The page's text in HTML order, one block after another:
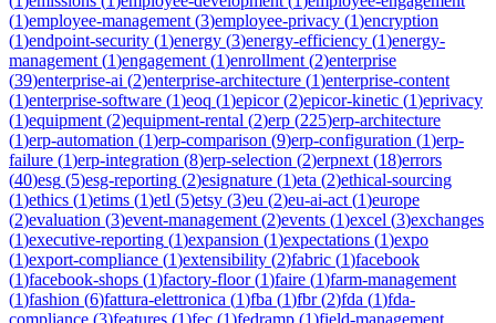
(1)employee-management (3)employee-privacy (1)encryption
(1)endpoint-security (1)energy (3)energy-efficiency (1)energy-
management (1)engagement (1)enrollment (2)enterprise
(39)enterprise-ai (2)enterprise-architecture (1)enterprise-content
(1)enterprise-software (1)eoq (1)epicor(2)epicor-kinetic (1)eprivacy
(1)equipment (2)equipment-rental (2)erp (225)erp-architecture
(1)erp-automation (1)erp-comparison (9)erp-configuration (1)erp-
failure (1)erp-integration (8)erp-selection (2)erpnext (18)errors
(40)esg (5)esg-reporting (2)esignature (1)eta (2)ethical-sourcing
(1)ethics (1)etims (1)etl (5)etsy (3)eu (2)eu-ai-act (1)europe
(2)evaluation (3)event-management (2)events (1)excel (3)exchanges
(1)executive-reporting (1)expansion (1)expectations (1)expo
(1)export-compliance (1)extensibility (2)fabric (1)facebook
(1)facebook-shops (1)factory-floor(1)faire (1)farm-management
(1)fashion (6)fattura-elettronica (1)fba (1)fbr(2)fda (1)fda-
compliance (3)features (1)fec (1)fedramp (1)field-management